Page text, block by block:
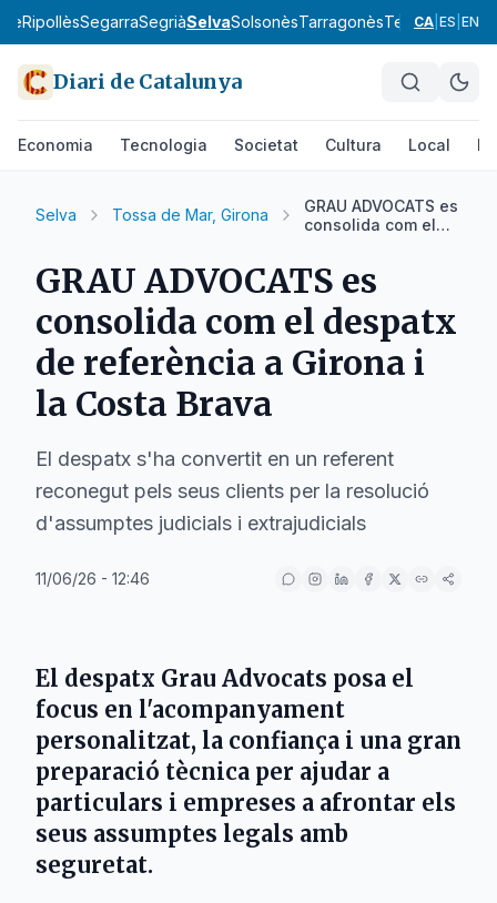
RipollèsSegarraSegriàSelvaSolsonèsTarragonèsTerra Alta Urgell
CA ES EN
Diari de Catalunya
Economia Tecnologia Societat Cultura Local
Selva Tossa de Mar, Girona
GRAU ADVOCATS es
consolida com el
i la Costa Brava
GRAU ADVOCATS es
consolida com el despatx
de referència a Girona i
la Costa Brava
El despatx s'ha convertit en un referent
reconegut pels seus clients per la resolució
d'assumptes judicials i extrajudicials
11/06/26 - 12:46
El despatx Grau Advocats posa el
focus en l'acompanyament
personalitzat, la confiança i una gran
preparació tècnica per ajudar a
particulars i empreses a afrontar els
seus assumptes legals amb
seguretat.